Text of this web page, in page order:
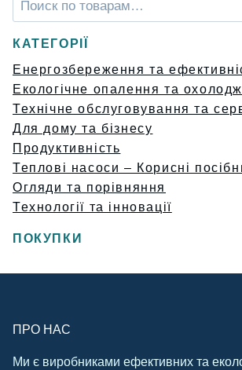
КАТЕГОРІЇ
Енергозбереження та
Екологічне опалення та
Технічне обслуговування та
Для дому та бізнесу
Продуктивність
Теплові насоси – Корисні
Огляди та порівняння
Технології та інновації
ПОКУПКИ
ПРО НАС
Ми є виробниками ефективних та